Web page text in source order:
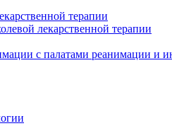
терапии
лекарственной терапии
с палатами реанимации и